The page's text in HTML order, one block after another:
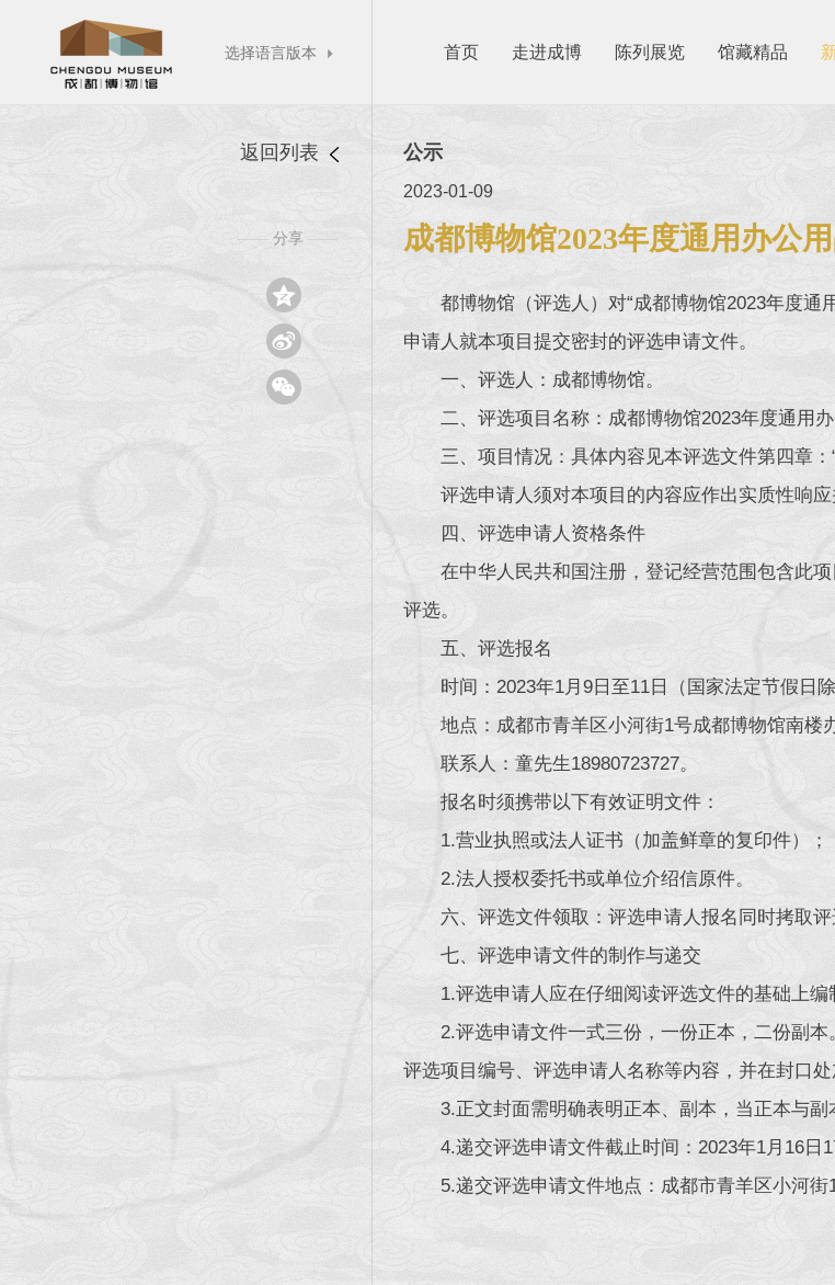
选择语言版本  首页 走进成博 陈列展览 馆藏精品
返回列表
—— 分享 ——



公示
2023-01-09
成都博物馆2023年度通用办公
都博物馆（评选人）对“成都博物馆2023年度
申请人就本项目提交密封的评选申请文件。
一、评选人：成都博物馆。
二、评选项目名称：成都博物馆2023年度通用办
三、项目情况：具体内容见本评选文件第四章：
评选申请人须对本项目的内容应作出实质性响
四、评选申请人资格条件
在中华人民共和国注册，登记经营范围包含此
评选。
五、评选报名
时间：2023年1月9日至11日（国家法定节假日除
地点：成都市青羊区小河街1号成都博物馆南楼
联系人：童先生18980723727。
报名时须携带以下有效证明文件：
1.营业执照或法人证书（加盖鲜章的复印件）；
2.法人授权委托书或单位介绍信原件。
六、评选文件领取：评选申请人报名同时拷取
七、评选申请文件的制作与递交
1.评选申请人应在仔细阅读评选文件的基础上
2.评选申请文件一式三份，一份正本，二份副
评选项目编号、评选申请人名称等内容，并在封口处
3.正文封面需明确表明正本、副本，当正本与副
4.递交评选申请文件截止时间：2023年1月16日
5.递交评选申请文件地点：成都市青羊区小河街